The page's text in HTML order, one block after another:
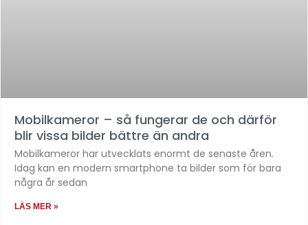
Mobilkameror – så fungerar de och därför
blir vissa bilder bättre än andra
Mobilkameror har utvecklats enormt de senaste åren.
Idag kan en modern smartphone ta bilder som för bara
några år sedan
LÄS MER »